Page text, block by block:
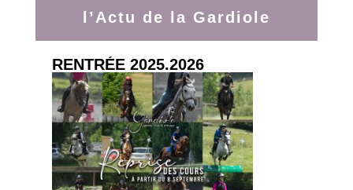
l’Actu de la Gardiole
RENTRÉE 2025.2026